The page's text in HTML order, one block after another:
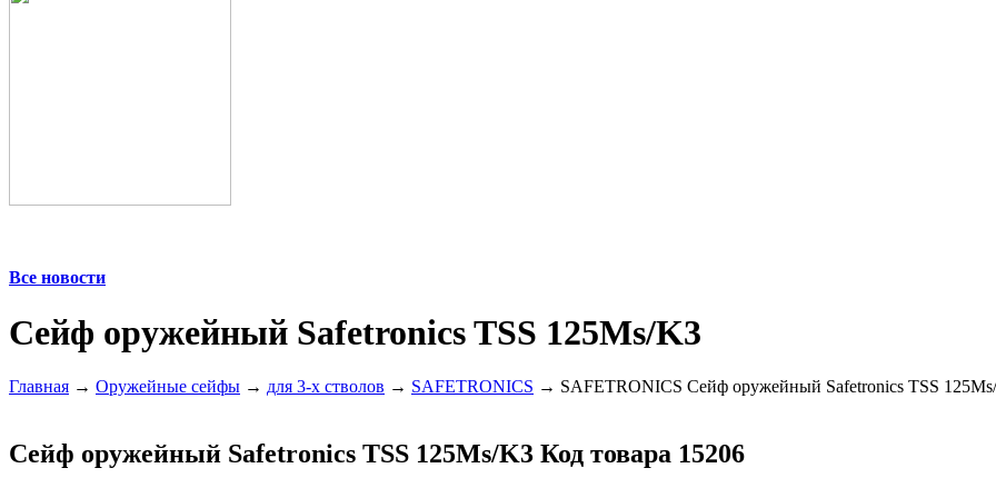
Все новости
Сейф оружейный Safetronics TSS 125Ms/K3
Главная → Оружейные сейфы → для 3-х стволов → SAFETRONICS → SAFETRONICS Сейф оружейный Safetronics TSS
Сейф оружейный Safetronics TSS 125Ms/K3 Код товара 15206